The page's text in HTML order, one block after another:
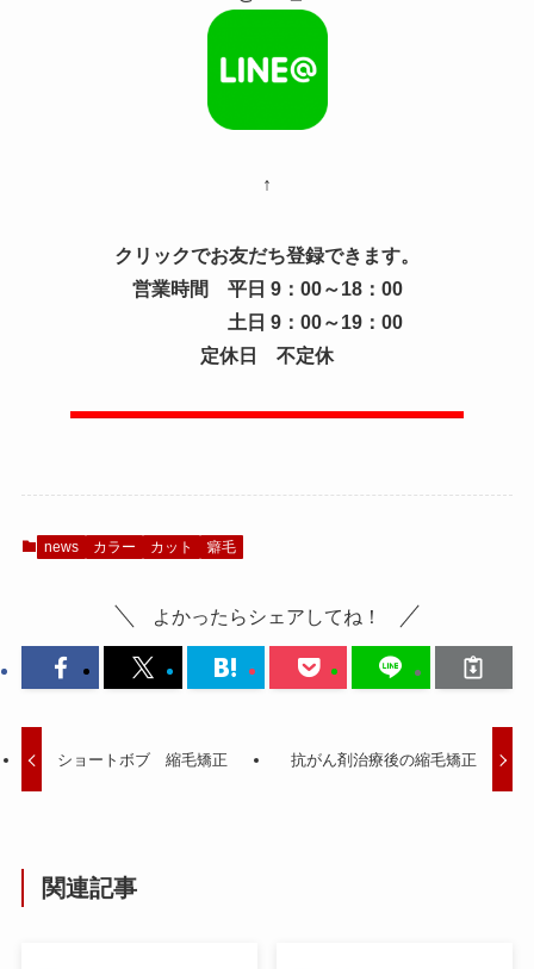
↑
クリックでお友だち登録できます。
営業時間 平日 9：00～18：00
土日 9：00～19：00
定休日 不定休
news カラー カット 癖毛
よかったらシェアしてね！
ショートボブ 縮毛矯正 抗がん剤治療後の縮毛矯正
関連記事